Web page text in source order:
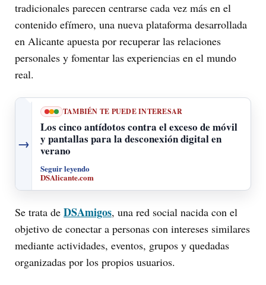
tradicionales parecen centrarse cada vez más en el
contenido efímero, una nueva plataforma desarrollada
en Alicante apuesta por recuperar las relaciones
personales y fomentar las experiencias en el mundo
real.
→
TAMBIÉN TE PUEDE INTERESAR
Los cinco antídotos contra el exceso de móvil
y pantallas para la desconexión digital en
verano
Seguir leyendo
DSAlicante.com
Se trata de DSAmigos, una red social nacida con el
objetivo de conectar a personas con intereses similares
mediante actividades, eventos, grupos y quedadas
organizadas por los propios usuarios.